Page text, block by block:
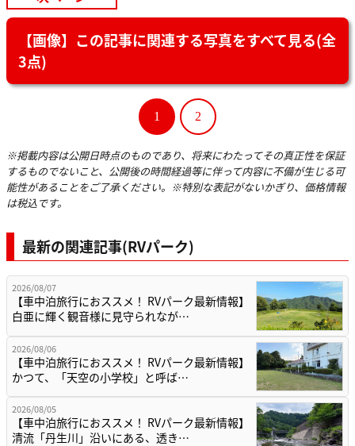
【画像】この記事に関連する写真をすべて見る(全
3点)
1 2
※掲載内容は公開日時点のものであり、将来にわたってその真正性を保証
するものでないこと、公開後の時間経過等に伴って内容に不備が生じる可
能性があることをご了承ください。※特別な表記がないかぎり、価格情報
は税込です。
最新の関連記事(RVパーク)
2026/08/07
【車中泊旅行におススメ！ RVパーク最新情報】
白亜に輝く観音様に見守られなが…
2026/08/06
【車中泊旅行におススメ！ RVパーク最新情報】
かつて、「天空の小学校」と呼ば…
2026/08/05
【車中泊旅行におススメ！ RVパーク最新情報】
清流「丹生川」沿いにある、透き…